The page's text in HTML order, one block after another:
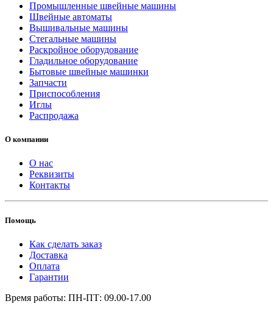
Промышленные швейные машины
Швейные автоматы
Вышивальные машины
Стегальные машины
Раскройное оборудование
Гладильное оборудование
Бытовые швейные машинки
Запчасти
Приспособления
Иглы
Распродажа
О компании
О нас
Реквизиты
Контакты
Помощь
Как сделать заказ
Доставка
Оплата
Гарантии
Время работы: ПН-ПТ: 09.00-17.00